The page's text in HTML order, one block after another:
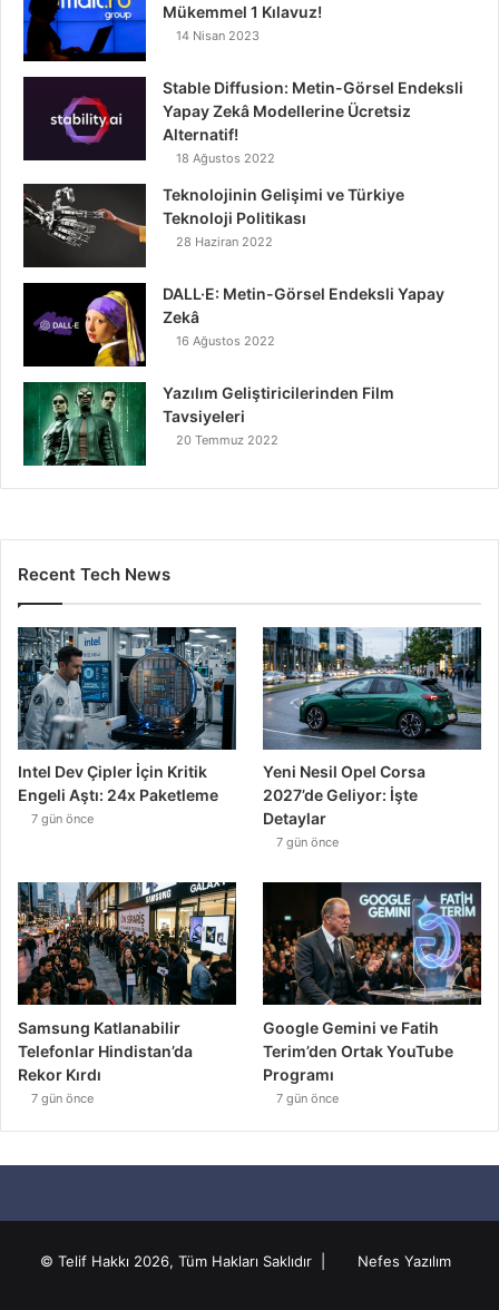
Mükemmel 1 Kılavuz!
14 Nisan 2023
Stable Diffusion: Metin-Görsel Endeksli
Yapay Zekâ Modellerine Ücretsiz
Alternatif!
18 Ağustos 2022
Teknolojinin Gelişimi ve Türkiye
Teknoloji Politikası
28 Haziran 2022
DALL·E: Metin-Görsel Endeksli Yapay
Zekâ
16 Ağustos 2022
Yazılım Geliştiricilerinden Film
Tavsiyeleri
20 Temmuz 2022
Recent Tech News
Intel Dev Çipler İçin Kritik
Engeli Aştı: 24x Paketleme
7 gün önce
Yeni Nesil Opel Corsa
2027’de Geliyor: İşte
Detaylar
7 gün önce
Samsung Katlanabilir
Telefonlar Hindistan’da
Rekor Kırdı
7 gün önce
Google Gemini ve Fatih
Terim’den Ortak YouTube
Programı
7 gün önce
© Telif Hakkı 2026, Tüm Hakları Saklıdır | Nefes Yazılım